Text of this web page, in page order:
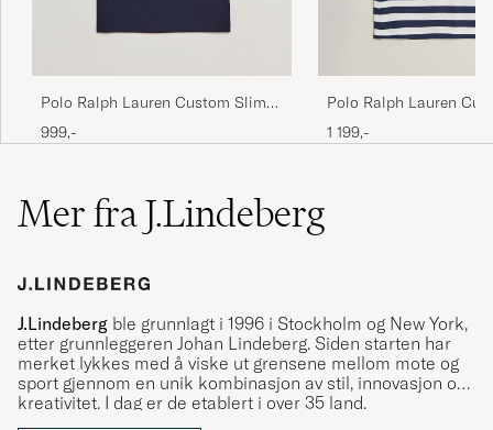
Polo Ralph Lauren Custom Slim
Fit Tee Ink
999,-
Polo Ralph Lauren
Fit Striped T-Shirt
1 199,-
Mer fra J.Lindeberg
J.Lindeberg ble grunnlagt i 1996 i Stockholm og New York,
etter grunnleggeren Johan Lindeberg. Siden starten har
merket lykkes med å viske ut grensene mellom mote og
sport gjennom en unik kombinasjon av stil, innovasjon og
kreativitet. I dag er de etablert i over 35 land.